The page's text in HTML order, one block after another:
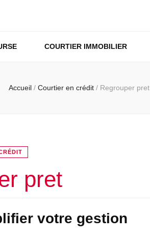
COURTIER IMMOBILIER
Accueil / Courtier en crédit / Regrouper pret
pret
votre gestion